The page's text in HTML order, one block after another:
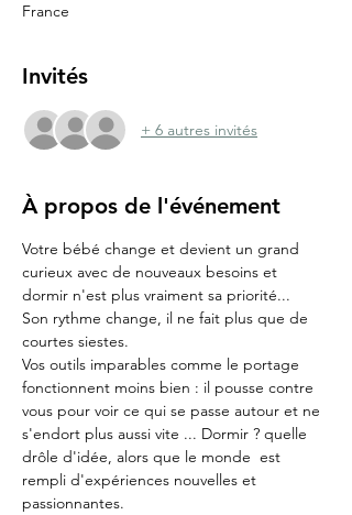
France
Invités
+ 6 autres invités
À propos de l'événement
Votre bébé change et devient un grand
curieux avec de nouveaux besoins et
dormir n'est plus vraiment sa priorité...
Son rythme change, il ne fait plus que de
courtes siestes.
Vos outils imparables comme le portage
fonctionnent moins bien : il pousse contre
vous pour voir ce qui se passe autour et ne
s'endort plus aussi vite ... Dormir ? quelle
drôle d'idée, alors que le monde  est
rempli d'expériences nouvelles et
passionnantes.